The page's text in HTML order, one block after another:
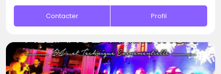
Contacter Profil